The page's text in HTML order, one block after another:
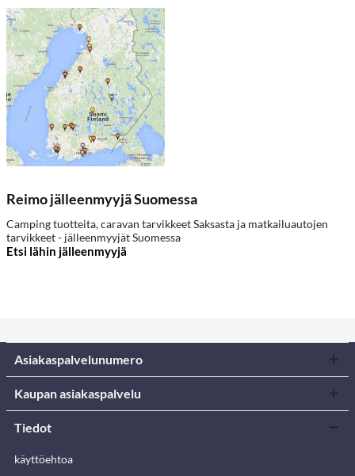
Reimo jälleenmyyjä Suomessa
Camping tuotteita, caravan tarvikkeet Saksasta ja matkailuautojen
tarvikkeet - jälleenmyyjät Suomessa
Etsi lähin jälleenmyyjä
Asiakaspalvelunumero
Kaupan asiakaspalvelu
Tiedot
käyttöehtoa